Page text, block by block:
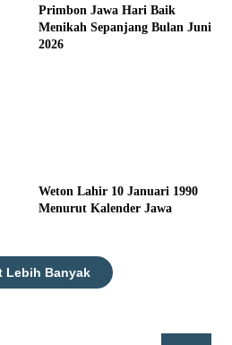
Primbon Jawa Hari Baik
Menikah Sepanjang Bulan Juni
2026
Weton Lahir 10 Januari 1990
Menurut Kalender Jawa
Lebih Banyak